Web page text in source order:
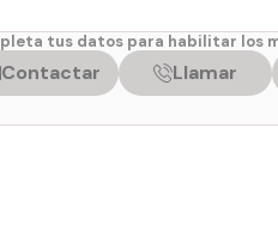
tus datos para habilitar los
Contactar Llamar